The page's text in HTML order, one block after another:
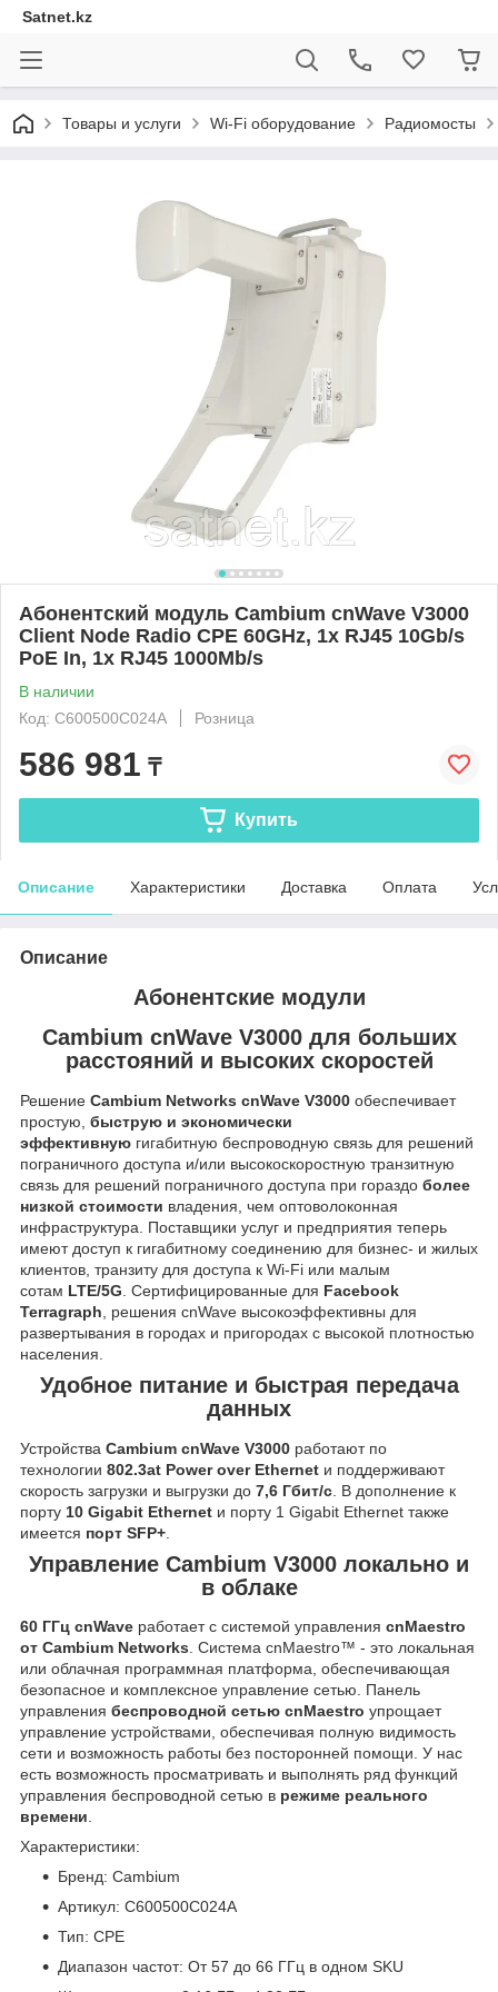
Satnet.kz
Товары и услуги Wi-Fi оборудование Радиомосты
Абонентский модуль Cambium cnWave V3000
Client Node Radio CPE 60GHz, 1x RJ45 10Gb/s
PoE In, 1x RJ45 1000Mb/s
В наличии
Код: C600500C024A
Розница
586 981 ₸
Купить
Описание Характеристики Доставка Оплата
Описание
Абонентские модули
Cambium cnWave V3000 для больших
расстояний и высоких скоростей
Решение Cambium Networks cnWave V3000 обеспечивает
простую, быструю и экономически
эффективную гигабитную беспроводную связь для решений
пограничного доступа и/или высокоскоростную транзитную
связь для решений пограничного доступа при гораздо более
низкой стоимости владения, чем оптоволоконная
инфраструктура. Поставщики услуг и предприятия теперь
имеют доступ к гигабитному соединению для бизнес- и жилых
клиентов, транзиту для доступа к Wi-Fi или малым
сотам LTE/5G . Сертифицированные для Facebook
Terragraph , решения cnWave высокоэффективны для
развертывания в городах и пригородах с высокой плотностью
населения.
Удобное питание и быстрая передача
данных
Устройства Cambium cnWave V3000 работают по
технологии 802.3at Power over Ethernet и поддерживают
скорость загрузки и выгрузки до 7,6 Гбит/с . В дополнение к
порту 10 Gigabit Ethernet и порту 1 Gigabit Ethernet также
имеется порт SFP+
Управление Cambium V3000 локально и
в облаке
60 ГГц cnWave работает с системой управления cnMaestro
от Cambium Networks. Система cnMaestro™ - это локальная
или облачная программная платформа, обеспечивающая
безопасное и комплексное управление сетью. Панель
управления беспроводной сетью cnMaestro упрощает
управление устройствами, обеспечивая полную видимость
сети и возможность работы без посторонней помощи. У нас
есть возможность просматривать и выполнять ряд функций
управления беспроводной сетью в режиме реального
времени.
Характеристики:
Бренд: Cambium
Артикул: C600500C024A
Тип: CPE
Диапазон частот: От 57 до 66 ГГц в одном SKU